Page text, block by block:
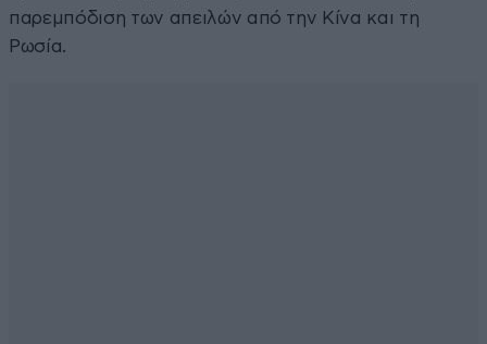
παρεμπόδιση των απειλών από την Κίνα και τη
Ρωσία.